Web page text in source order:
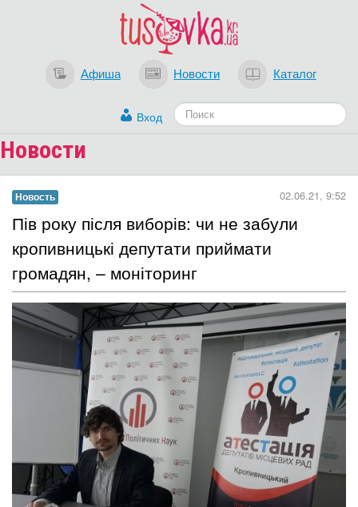
Афиша Новости Каталог
Вход
Новости
Новость 02.06.21, 9:52
​Пів року після виборів: чи не забули
кропивницькі депутати приймати
громадян, – моніторинг